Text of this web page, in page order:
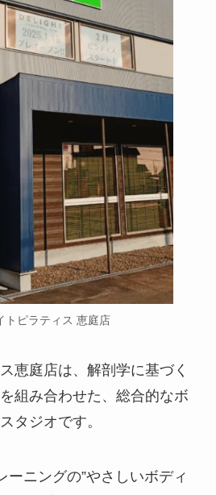
トピラティス 恵庭店
恵庭店は、解剖学に基づく
組み合わせた、総合的なボ
タジオです。
ーニングの”やさしいボディ